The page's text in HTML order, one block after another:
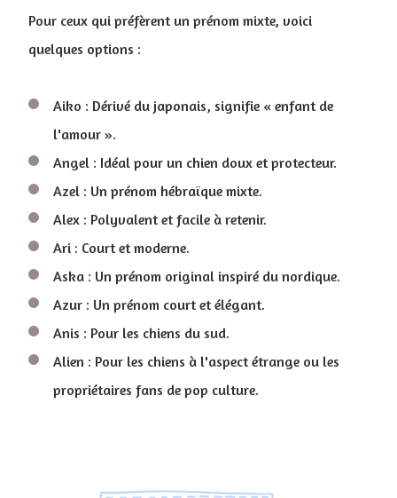
Pour ceux qui préfèrent un prénom mixte, voici
quelques options :
Aiko : Dérivé du japonais, signifie « enfant de
l'amour ».
Angel : Idéal pour un chien doux et protecteur.
Azel : Un prénom hébraïque mixte.
Alex : Polyvalent et facile à retenir.
Ari : Court et moderne.
Aska : Un prénom original inspiré du nordique.
Azur : Un prénom court et élégant.
Anis : Pour les chiens du sud.
Alien : Pour les chiens à l'aspect étrange ou les
propriétaires fans de pop culture.